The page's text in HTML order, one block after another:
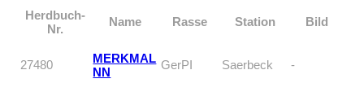
Herdbuch-
Nr.
Name Rasse Station Bild
27480
MERKMAL
NN
GerPI Saerbeck -